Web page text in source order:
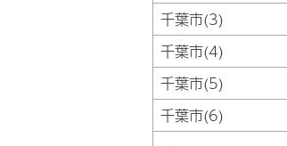
千葉市(3)
千葉市(4)
千葉市(5)
千葉市(6)